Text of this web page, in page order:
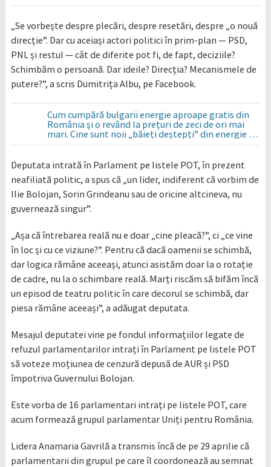
„Se vorbește despre plecări, despre resetări, despre „o nouă
direcție”. Dar cu aceiași actori politici în prim-plan — PSD,
PNL și restul — cât de diferite pot fi, de fapt, deciziile?
Schimbăm o persoană. Dar ideile? Direcția? Mecanismele de
putere?”, a scris Dumitrița Albu, pe Facebook.
Cum cumpără bulgarii energie aproape gratis din
România și o revând la prețuri de zeci de ori mai
mari. Cine sunt noii „băieți deștepți” din energie de
la sud de Dunăre
Deputata intrată în Parlament pe listele POT, în prezent
neafiliată politic, a spus că „un lider, indiferent că vorbim de
Ilie Bolojan, Sorin Grindeanu sau de oricine altcineva, nu
guvernează singur”.
„Așa că întrebarea reală nu e doar „cine pleacă?”, ci „ce vine
în loc și cu ce viziune?”. Pentru că dacă oamenii se schimbă,
dar logica rămâne aceeași, atunci asistăm doar la o rotație
de cadre, nu la o schimbare reală. Marți riscăm să bifăm încă
un episod de teatru politic în care decorul se schimbă, dar
piesa rămâne aceeași”, a adăugat deputata.
Mesajul deputatei vine pe fondul informațiilor legate de
refuzul parlamentarilor intrați în Parlament pe listele POT
să voteze moțiunea de cenzură depusă de AUR și PSD
împotriva Guvernului Bolojan.
Este vorba de 16 parlamentari intrați pe listele POT, care
acum formează grupul parlamentar Uniți pentru România.
Lidera Anamaria Gavrilă a transmis încă de pe 29 aprilie că
parlamentarii din grupul pe care îl coordonează au semnat